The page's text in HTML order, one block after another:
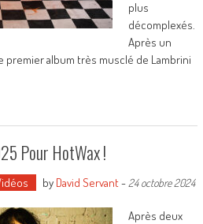
plus
décomplexés.
Après un
premier album très musclé de Lambrini
Pour HotWax !
by David Servant- 24 octobre 2024
Après deux